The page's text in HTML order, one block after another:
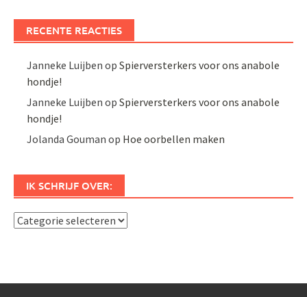
RECENTE REACTIES
Janneke Luijben opSpierversterkers voor ons anabole
hondje!
Janneke Luijben opSpierversterkers voor ons anabole
hondje!
Jolanda Gouman op Hoe oorbellen maken
IK SCHRIJF OVER:
Ik